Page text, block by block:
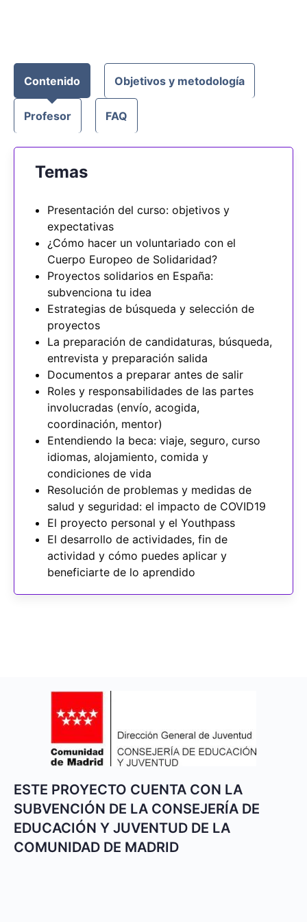
Contenido Objetivos y metodología
Profesor FAQ
Temas
Presentación del curso: objetivos y
expectativas
¿Cómo hacer un voluntariado con el
Cuerpo Europeo de Solidaridad?
Proyectos solidarios en España:
subvenciona tu idea
Estrategias de búsqueda y selección de
proyectos
La preparación de candidaturas, búsqueda,
entrevista y preparación salida
Documentos a preparar antes de salir
Roles y responsabilidades de las partes
involucradas (envío, acogida,
coordinación, mentor)
Entendiendo la beca: viaje, seguro, curso
idiomas, alojamiento, comida y
condiciones de vida
Resolución de problemas y medidas de
salud y seguridad: el impacto de COVID19
El proyecto personal y el Youthpass
El desarrollo de actividades, fin de
actividad y cómo puedes aplicar y
beneficiarte de lo aprendido
ESTE PROYECTO CUENTA CON LA
SUBVENCIÓN DE LA CONSEJERÍA DE
EDUCACIÓN Y JUVENTUD DE LA
COMUNIDAD DE MADRID